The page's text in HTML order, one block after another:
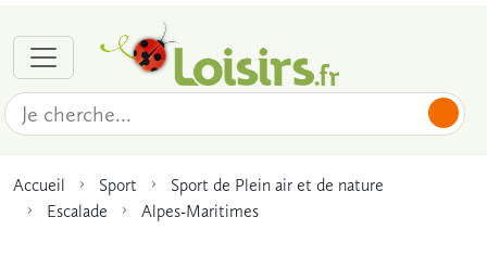
Accueil Sport
Sport de Plein air et de nature
Escalade
Alpes-Maritimes